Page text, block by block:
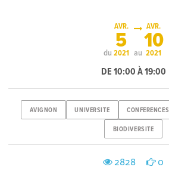
du
AVR.
5
2021 au
AVR.
10
2021
DE 10:00 À 19:00
AVIGNON UNIVERSITE CONFERENCES
BIODIVERSITE
2828 0